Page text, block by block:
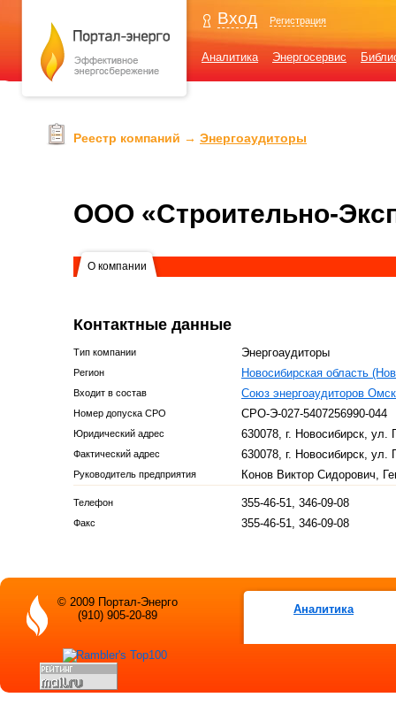
Вход Регистрация
Аналитика Энергосервис
Реестр компаний → Энергоаудиторы
ООО «Строительно-
О компании
Контактные данные
Тип компании Энергоаудиторы
Регион Новосибирская область
Входит в состав Союз энергоаудиторов
Номер допуска СРО СРО-Э-027-5407256990-044
Юридический адрес 630078, г. Новосибирск, ул.
Фактический адрес 630078, г. Новосибирск, ул.
Руководитель предприятия Конов Виктор Сидорович,
Телефон 355-46-51, 346-09-08
Факс 355-46-51, 346-09-08
Аналитика
© 2009 Портал-Энерго
(910) 905-20-89